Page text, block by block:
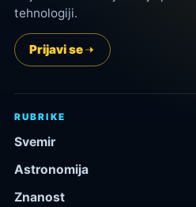
tehnologiji.
Prijavi se
RUBRIKE
Svemir
Astronomija
Znanost